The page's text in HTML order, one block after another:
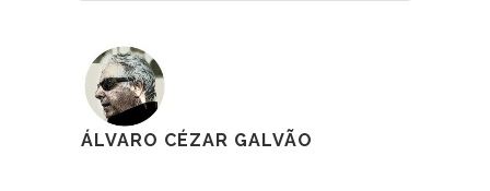
ÁLVARO CÉZAR GALVÃO